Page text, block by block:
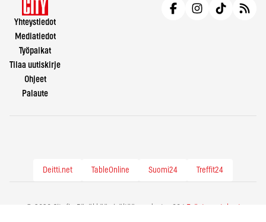
Yhteystiedot
Mediatiedot
Työpaikat
Tilaa uutiskirje
Ohjeet
Palaute
Deitti.net TableOnline Suomi24 Treffit24